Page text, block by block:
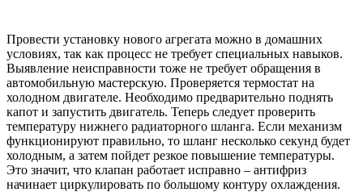
Провести установку нового агрегата можно в домашних
условиях, так как процесс не требует специальных навыков.
Выявление неисправности тоже не требует обращения в
автомобильную мастерскую. Проверяется термостат на
холодном двигателе. Необходимо предварительно поднять
капот и запустить двигатель. Теперь следует проверить
температуру нижнего радиаторного шланга. Если механизм
функционируют правильно, то шланг несколько секунд будет
холодным, а затем пойдет резкое повышение температуры.
Это значит, что клапан работает исправно – антифриз
начинает циркулировать по большому контуру охлаждения.